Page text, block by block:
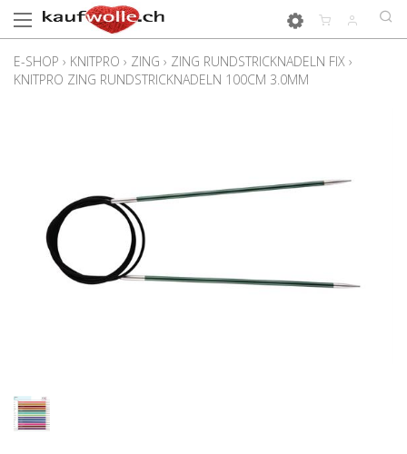
E-SHOP › KNITPRO › ZING › ZING RUNDSTRICKNADELN FIX ›
KNITPRO ZING RUNDSTRICKNADELN 100CM 3.0MM